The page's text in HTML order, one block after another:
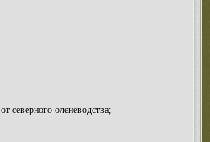
северного оленеводства;